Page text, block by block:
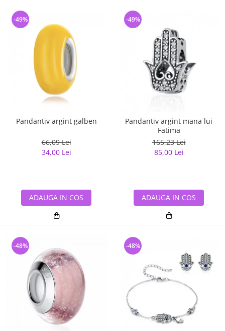
Pandantiv argint galben
66,09 Lei
34,00 Lei
-49%
ADAUGA IN COS
Pandantiv argint mana lui
Fatima
165,23 Lei
85,00 Lei
-49%
ADAUGA IN COS
-48% -48%